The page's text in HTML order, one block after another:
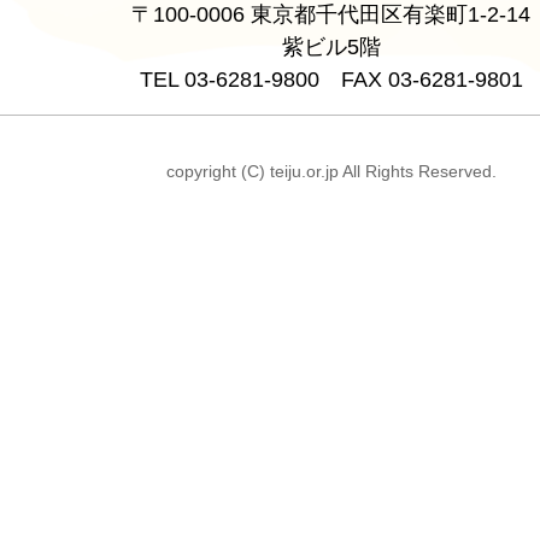
〒100-0006 東京都千代田区有楽町1-2-14
紫ビル5階
TEL 03-6281-9800 FAX 03-6281-9801
copyright (C) teiju.or.jp All Rights Reserved.